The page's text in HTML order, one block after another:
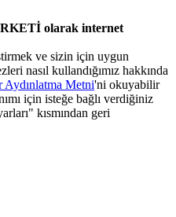
olarak internet
ve sizin için uygun
nasıl kullandığımız hakkında
Aydınlatma Metni'ni okuyabilir
için isteğe bağlı verdiğiniz
kısmından geri